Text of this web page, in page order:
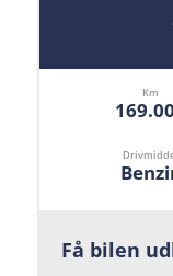
Km
Få bilen